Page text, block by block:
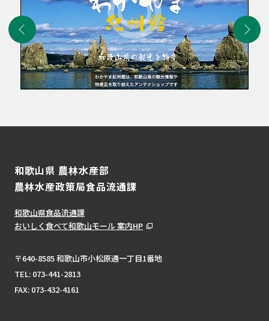
和歌山県 農林水産部
農林水産政策局食品流通課
和歌山県食品流通課
おいしく食べて和歌山モール 案内HP
〒640-8585 和歌山市小松原通一丁目1番地
TEL: 073-441-2813
FAX: 073-432-4161